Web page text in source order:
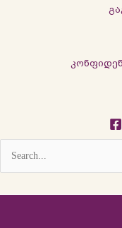
Search
for: